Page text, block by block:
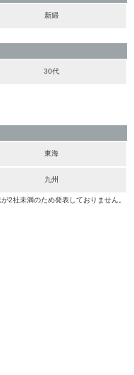
新婦
30代
東海
九州
2社未満のため発表しておりません。